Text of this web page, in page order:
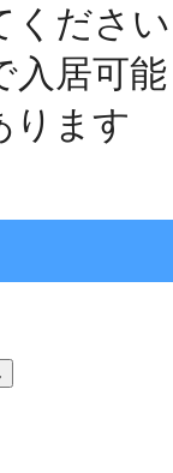
ください
入居可能
ります